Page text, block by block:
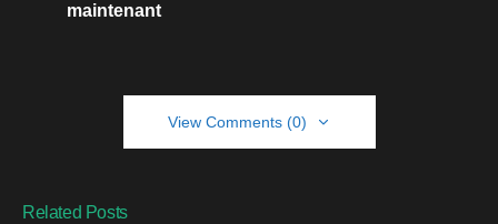
maintenant
View Comments (0)
Related Posts